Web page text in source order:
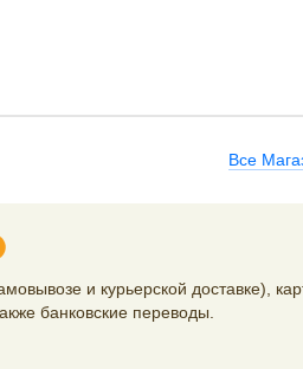
Все
и курьерской доставке),
банковские переводы.